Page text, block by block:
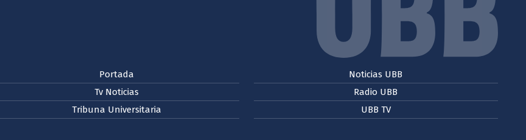
Portada
Tv Noticias
Tribuna Universitaria
Noticias UBB
Radio UBB
UBB TV